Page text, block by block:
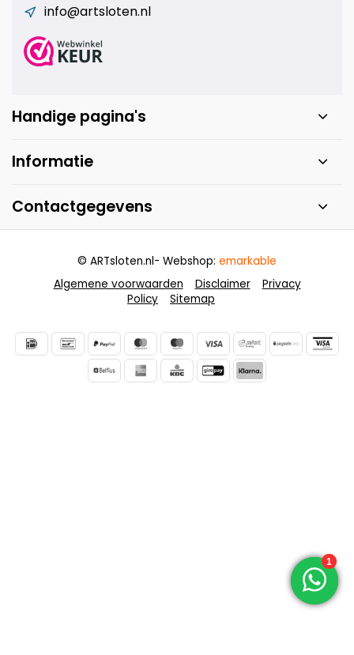
info@artsloten.nl
Handige pagina's
Informatie
Contactgegevens
Algemene voorwaarden Disclaimer
Privacy
Policy
Sitemap
© ARTsloten.nl- Webshop: emarkable